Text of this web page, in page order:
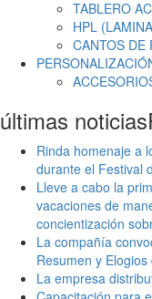
TABLERO
HPL
CANTOS DE
últimas noticias
Rinda homenaje a
durante el Festival
Lleve a cabo la
vacaciones de
concientización
La compañía
Resumen y Elogios
La empresa